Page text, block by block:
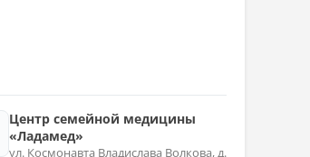
Центр семейной медицины
«Ладамед»
ул. Космонавта Владислава Волкова, д.